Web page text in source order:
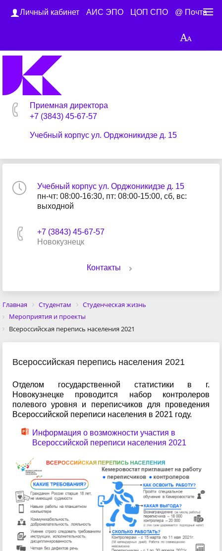
Личный кабинет АИС ЭПО ЦОП СПО @ Почта
Приемная директора
+7 (3843) 45-67-57
Учебный корпус ул. Орджоникидзе д. 15
Учебный корпус ул. Орджоникидзе д. 15
пн-чт: 08:00-16:30, пт: 08:00-15:00, сб, вс:
выходной
+7 (3843) 45-67-57
Новокузнецк
Контакты
Главная Студентам
Студенческая жизнь
Мероприятия и проекты
Всероссийская перепись населения 2021
Всероссийская перепись населения 2021
Отделом государственной статистики в г.
Новокузнецке проводится набор контролеров
полевого уровня и переписчиков для проведения
Всероссийской переписи населения в 2021 году.
Информация о возможности участия в
Всероссийской переписи населения 2021